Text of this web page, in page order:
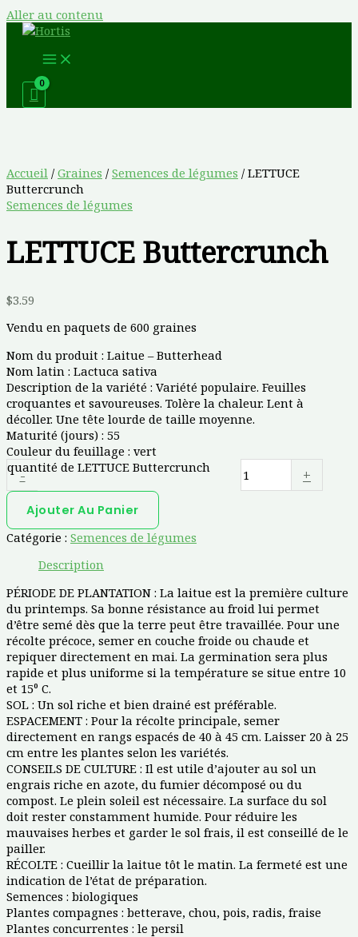
Aller au contenu
Accueil / Graines / Semences de légumes / LETTUCE
Buttercrunch
Semences de légumes
LETTUCE Buttercrunch
$3.59
Vendu en paquets de 600 graines
Nom du produit : Laitue – Butterhead
Nom latin : Lactuca sativa
Description de la variété : Variété populaire. Feuilles
croquantes et savoureuses. Tolère la chaleur. Lent à
décoller. Une tête lourde de taille moyenne.
Maturité (jours) : 55
Couleur du feuillage : vert
-
quantité de LETTUCE Buttercrunch +
Ajouter Au Panier
Catégorie : Semences de légumes
Description
PÉRIODE DE PLANTATION : La laitue est la première culture
du printemps. Sa bonne résistance au froid lui permet
d’être semé dès que la terre peut être travaillée. Pour une
récolte précoce, semer en couche froide ou chaude et
repiquer directement en mai. La germination sera plus
rapide et plus uniforme si la température se situe entre 10
et 15⁰ C.
SOL : Un sol riche et bien drainé est préférable.
ESPACEMENT : Pour la récolte principale, semer
directement en rangs espacés de 40 à 45 cm. Laisser 20 à 25
cm entre les plantes selon les variétés.
CONSEILS DE CULTURE : Il est utile d’ajouter au sol un
engrais riche en azote, du fumier décomposé ou du
compost. Le plein soleil est nécessaire. La surface du sol
doit rester constamment humide. Pour réduire les
mauvaises herbes et garder le sol frais, il est conseillé de le
pailler.
RÉCOLTE : Cueillir la laitue tôt le matin. La fermeté est une
indication de l’état de préparation.
Semences : biologiques
Plantes compagnes : betterave, chou, pois, radis, fraise
Plantes concurrentes : le persil